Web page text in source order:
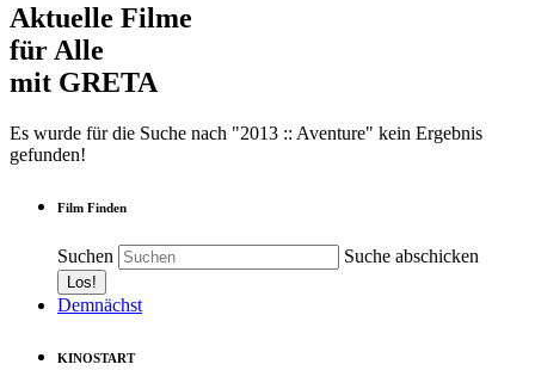
Aktuelle Filme
für Alle
mit GRETA
Es wurde für die Suche nach "2013 :: Aventure" kein Ergebnis
gefunden!
Film Finden
Suchen Suche abschicken
Demnächst
KINOSTART